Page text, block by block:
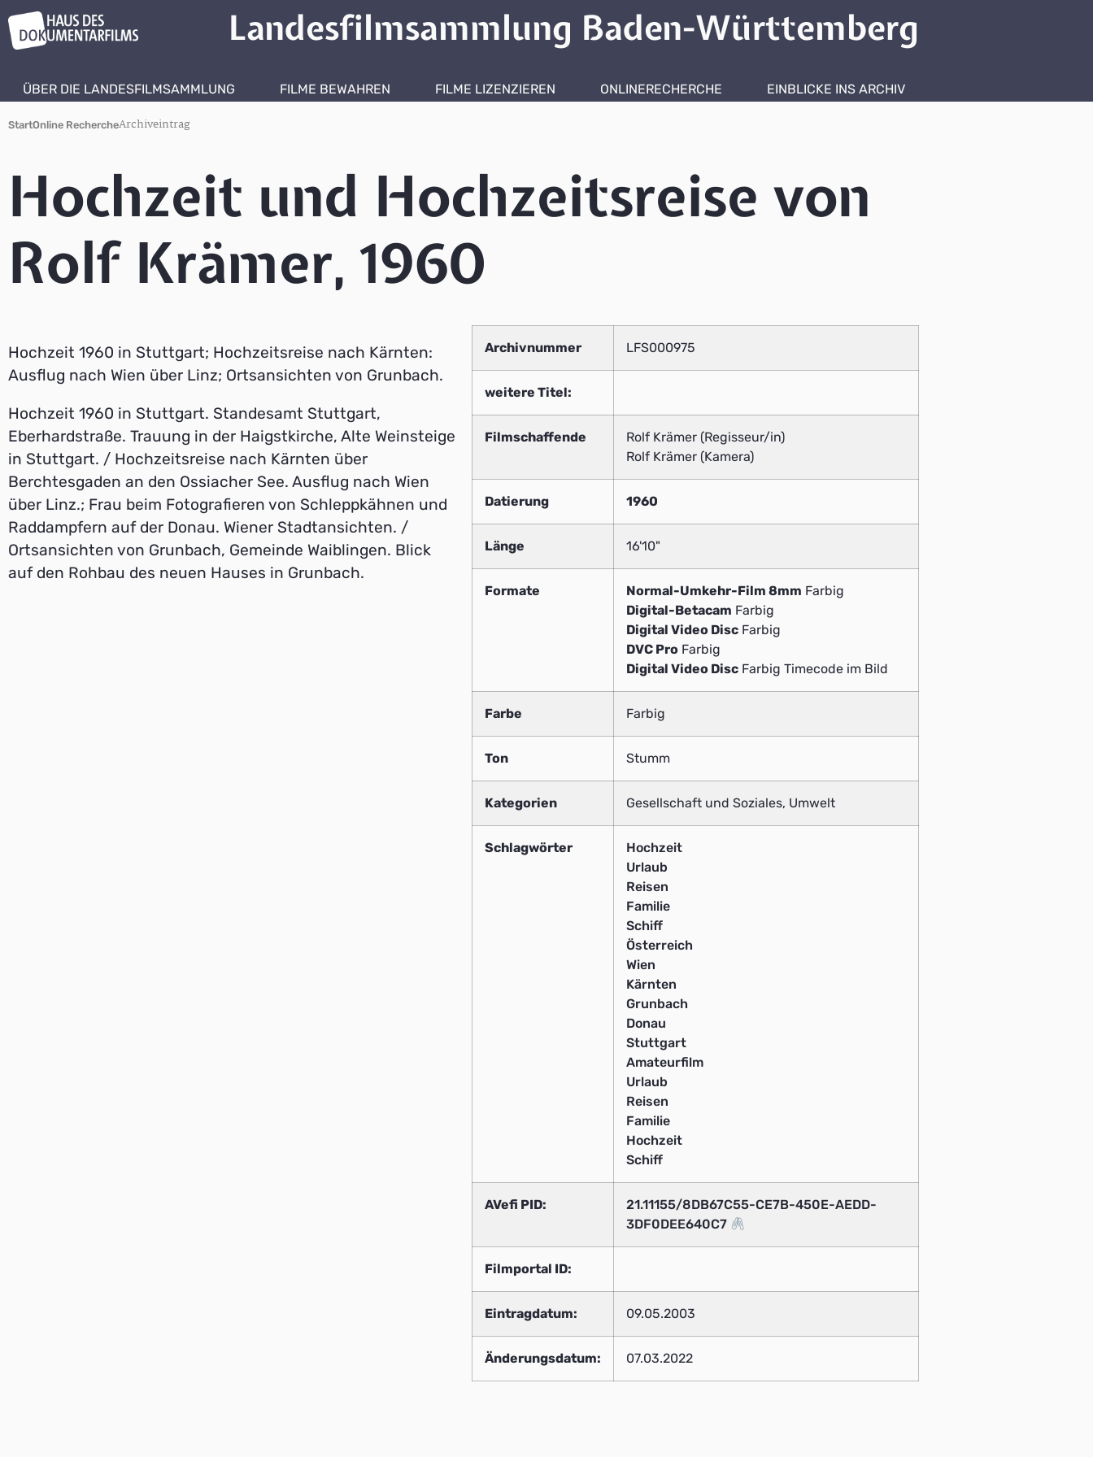
Landesfilmsammlung Baden-Württemberg
ÜBER DIE LANDESFILMSAMMLUNG FILME BEWAHREN FILME LIZENZIEREN ONLINERECHERCHE EINBLICKE INS ARCHIV
StartOnline RechercheArchiveintrag
Hochzeit und Hochzeitsreise von
Rolf Krämer, 1960
Hochzeit 1960 in Stuttgart; Hochzeitsreise nach Kärnten:
Ausflug nach Wien über Linz; Ortsansichten von Grunbach.
Hochzeit 1960 in Stuttgart. Standesamt Stuttgart,
Eberhardstraße. Trauung in der Haigstkirche, Alte Weinsteige
in Stuttgart. / Hochzeitsreise nach Kärnten über
Berchtesgaden an den Ossiacher See. Ausflug nach Wien
über Linz.; Frau beim Fotografieren von Schleppkähnen und
Raddampfern auf der Donau. Wiener Stadtansichten. /
Ortsansichten von Grunbach, Gemeinde Waiblingen. Blick
auf den Rohbau des neuen Hauses in Grunbach.
Archivnummer LFS000975
weitere Titel:
Filmschaffende
Rolf Krämer (Regisseur/in)
Rolf Krämer (Kamera)
Datierung 1960
Länge 16'10"
Formate Normal-Umkehr-Film 8mm Farbig
Digital-Betacam Farbig
Digital Video Disc Farbig
DVC Pro Farbig
Digital Video Disc Farbig Timecode im Bild
Farbe Farbig
Ton Stumm
Kategorien Gesellschaft und Soziales, Umwelt
Schlagwörter
Hochzeit
Urlaub
Reisen
Familie
Schiff
Österreich
Wien
Kärnten
Grunbach
Donau
Stuttgart
Amateurfilm
Urlaub
Reisen
Familie
Hochzeit
Schiff
AVefi PID:
21.11155/8DB67C55-CE7B-450E-AEDD-
3DF0DEE640C7
Filmportal ID:
Eintragdatum: 09.05.2003
Änderungsdatum: 07.03.2022